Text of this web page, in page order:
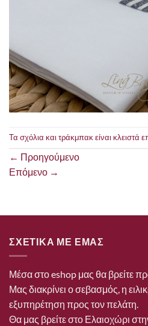
Τα σχόλια και τράκμπακ είναι κλειστά
← Προηγούμενο
Επόμενο →
ΣΧΕΤΙΚΑ ΜΕ ΕΜΑΣ
Μέσα στο eshop μας θα βρείτε
Μας διακρίνει ο σεβασμός, η
εξυπηρέτηση προς τον πελάτη.
Θα μας βρείτε στο Ελαιοχώρι